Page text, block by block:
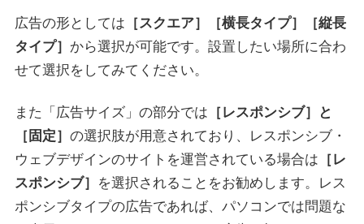
広告の形としては ［スクエア］［横長タイプ］［縦長
タイプ］ から選択が可能です。設置したい場所に合わ
せて選択をしてみてください。
また「広告サイズ」の部分では ［レスポンシブ］と
［固定］ の選択肢が用意されており、レスポンシブ・
ウェブデザインのサイトを運営されている場合は ［レ
スポンシブ］
を選択されることをお勧めします。レス
ポンシブタイプの広告であれば、パソコンでは問題な